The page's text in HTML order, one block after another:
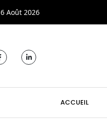
6 Août 2026
ACCUEIL